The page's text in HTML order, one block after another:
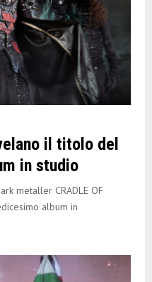
il titolo del
in studio
metaller CRADLE OF
album in